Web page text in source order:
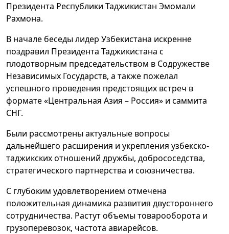
Президента Республики Таджикистан Эмомали
Рахмона.
В начале беседы лидер Узбекистана искренне
поздравил Президента Таджикистана с
плодотворным председательством в Содружестве
Независимых Государств, а также пожелал
успешного проведения предстоящих встреч в
формате «Центральная Азия – Россия» и саммита
СНГ.
Были рассмотрены актуальные вопросы
дальнейшего расширения и укрепления узбекско-
таджикских отношений дружбы, добрососедства,
стратегического партнерства и союзничества.
С глубоким удовлетворением отмечена
положительная динамика развития двустороннего
сотрудничества. Растут объемы товарооборота и
грузоперевозок, частота авиарейсов.